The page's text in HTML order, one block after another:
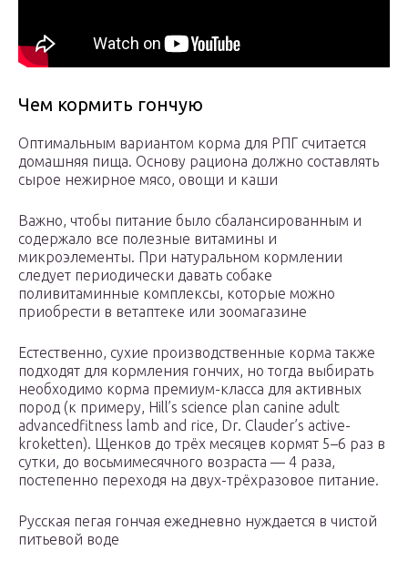
Чем кормить гончую
Оптимальным вариантом корма для РПГ считается
домашняя пища. Основу рациона должно составлять
сырое нежирное мясо, овощи и каши
Важно, чтобы питание было сбалансированным и
содержало все полезные витамины и
микроэлементы. При натуральном кормлении
следует периодически давать собаке
поливитаминные комплексы, которые можно
приобрести в ветаптеке или зоомагазине
Естественно, сухие производственные корма также
подходят для кормления гончих, но тогда выбирать
необходимо корма премиум-класса для активных
пород (к примеру, Hill’s science plan canine adult
advancedfitness lamb and rice, Dr. Clauder’s active-
kroketten). Щенков до трёх месяцев кормят 5–6 раз в
сутки, до восьмимесячного возраста — 4 раза,
постепенно переходя на двух-трёхразовое питание.
Русская пегая гончая ежедневно нуждается в чистой
питьевой воде